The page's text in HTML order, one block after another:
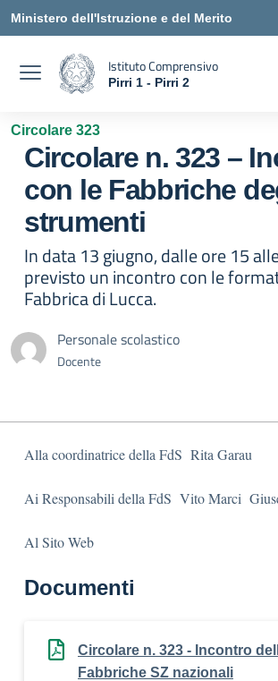
Vai ai contenuti
Vai al menu di navigazione
Vai al footer
Ministero dell'Istruzione e del Merito
Istituto Comprensivo
Pirri 1 - Pirri 2
Circolare 323
Circolare n. 323 –
con le Fabbriche
strumenti
In data 13 giugno, dalle ore 15
previsto un incontro con le
Fabbrica di Lucca.
Personale scolastico
Docente
Alla coordinatrice della FdS Rita Garau
Ai Responsabili della FdS Vito Marci
Al Sito Web
Documenti
Circolare n. 323 - Incontro
Fabbriche SZ nazionali